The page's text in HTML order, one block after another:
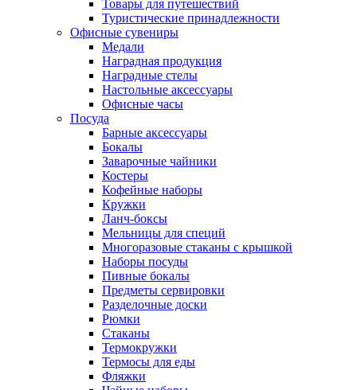
Товары для путешествий
Туристические принадлежности
Офисные сувениры
Медали
Наградная продукция
Наградные стелы
Настольные аксессуары
Офисные часы
Посуда
Барные аксессуары
Бокалы
Заварочные чайники
Костеры
Кофейные наборы
Кружки
Ланч-боксы
Мельницы для специй
Многоразовые стаканы с крышкой
Наборы посуды
Пивные бокалы
Предметы сервировки
Разделочные доски
Рюмки
Стаканы
Термокружки
Термосы для еды
Фляжки